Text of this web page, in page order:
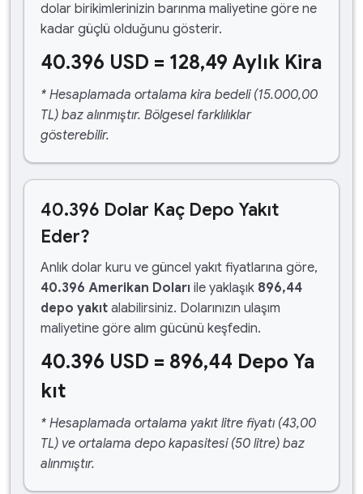
dolar birikimlerinizin barınma maliyetine göre ne
kadar güçlü olduğunu gösterir.
40.396 USD = 128,49 Aylık Kira
* Hesaplamada ortalama kira bedeli (15.000,00
TL) baz alınmıştır. Bölgesel farklılıklar
gösterebilir.
40.396 Dolar Kaç Depo Yakıt
Eder?
Anlık dolar kuru ve güncel yakıt fiyatlarına göre,
40.396 Amerikan Doları ile yaklaşık 896,44
depo yakıt alabilirsiniz. Dolarınızın ulaşım
maliyetine göre alım gücünü keşfedin.
40.396 USD = 896,44 Depo Ya
kıt
* Hesaplamada ortalama yakıt litre fiyatı (43,00
TL) ve ortalama depo kapasitesi (50 litre) baz
alınmıştır.